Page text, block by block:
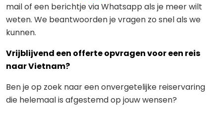
mail of een berichtje via Whatsapp als je meer wilt
weten. We beantwoorden je vragen zo snel als we
kunnen.
Vrijblijvend een offerte opvragen voor een reis
naar Vietnam?
Ben je op zoek naar een onvergetelijke reiservaring
die helemaal is afgestemd op jouw wensen?